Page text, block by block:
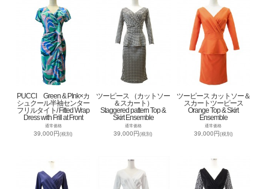
PUCCI Green & PInk×カ
シュクール半袖センター
フリルタイト/ Fitted Wrap
Dress with Frill at Front
通常価格
39,000円(税別)
ツーピース （カットソー
＆スカート）
Staggered pattern Top &
Skirt Ensemble
通常価格
39,000円(税別)
ツーピース カットソー＆
スカートツーピース
Orange Top & Skirt
Ensemble
通常価格
39,000円(税別)